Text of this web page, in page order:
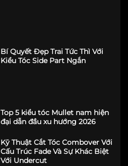
Bí Quyết Đẹp Trai Tức Thì Với
Kiểu Tóc Side Part Ngắn
Top 5 kiểu tóc Mullet nam hiện
đại dẫn đầu xu hướng 2026
Kỹ Thuật Cắt Tóc Combover Với
Cấu Trúc Fade Và Sự Khác Biệt
Với Undercut